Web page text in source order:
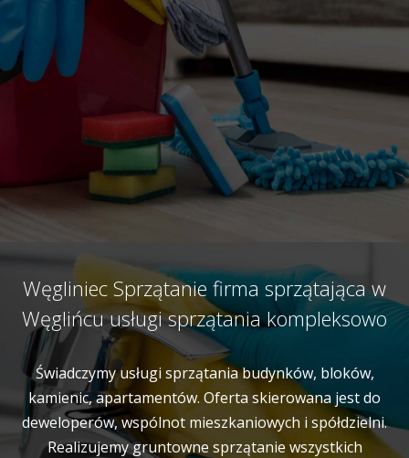
Węgliniec Sprzątanie firma sprzątająca w
Węglińcu usługi sprzątania kompleksowo
Świadczymy usługi sprzątania budynków, bloków,
kamienic, apartamentów. Oferta skierowana jest do
deweloperów, wspólnot mieszkaniowych i spółdzielni.
Realizujemy gruntowne sprzątanie wszystkich